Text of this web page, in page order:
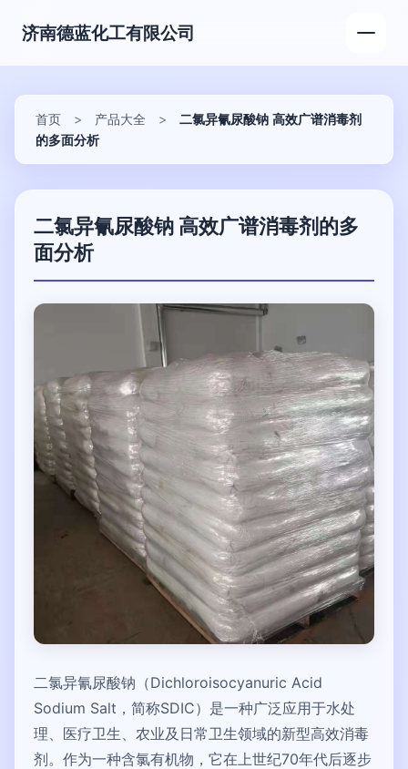
济南德蓝化工有限公司
首页 > 产品大全 >
二氯异氰尿酸钠 高效广谱消毒剂
的多面分析
二氯异氰尿酸钠 高效广谱消毒剂的多
面分析
二氯异氰尿酸钠（Dichloroisocyanuric Acid
Sodium Salt，简称SDIC）是一种广泛应用于水处
理、医疗卫生、农业及日常卫生领域的新型高效消毒
剂。作为一种含氯有机物，它在上世纪70年代后逐步